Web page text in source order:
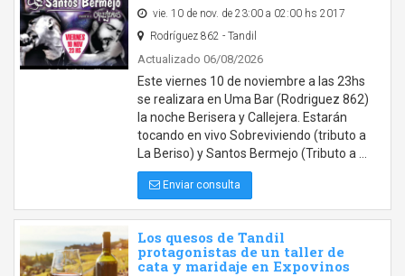
vie. 10 de nov. de 23:00 a 02:00 hs 2017
Rodríguez 862 - Tandil
Actualizado 06/08/2026
Este viernes 10 de noviembre a las 23hs
se realizara en Uma Bar (Rodriguez 862)
la noche Berisera y Callejera. Estarán
tocando en vivo Sobreviviendo (tributo a
La Beriso) y Santos Bermejo (Tributo a …
Enviar consulta
Los quesos de Tandil
protagonistas de un taller de
cata y maridaje en Expovinos